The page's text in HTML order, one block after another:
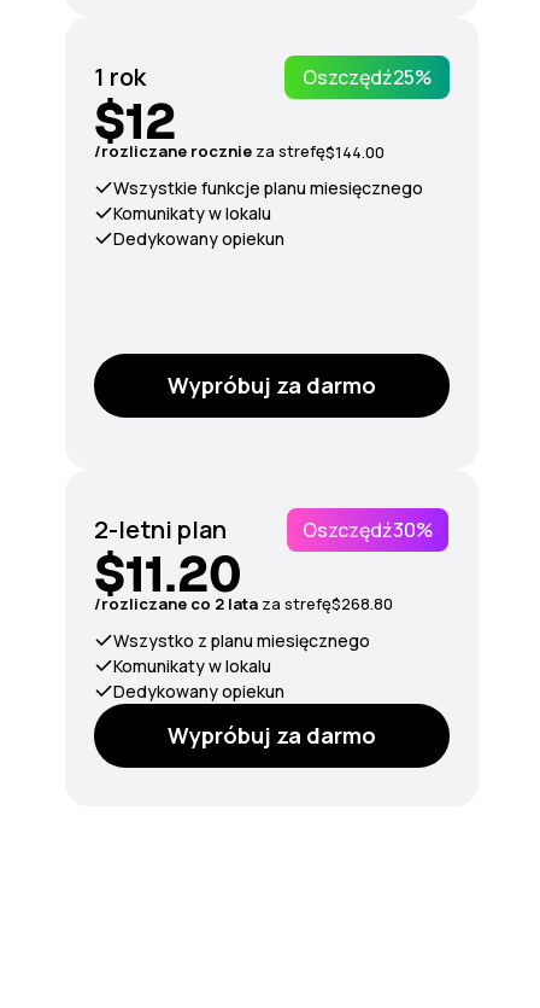
1 rok Oszczędź25%
$12
/rozliczane rocznie za strefę$144.00
Wszystkie funkcje planu miesięcznego
Komunikaty w lokalu
Dedykowany opiekun
Wypróbuj za darmo
2-letni plan Oszczędź30%
$11.20
/rozliczane co 2 lata za strefę$268.80
Wszystko z planu miesięcznego
Komunikaty w lokalu
Dedykowany opiekun
Wypróbuj za darmo